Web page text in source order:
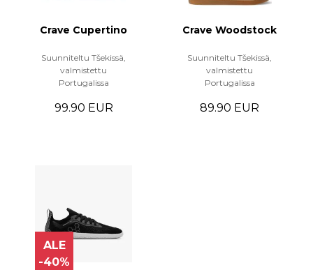
Crave Cupertino
Suunniteltu Tšekissä,
valmistettu
Portugalissa
99.90 EUR
Crave Woodstock
Suunniteltu Tšekissä,
valmistettu
Portugalissa
89.90 EUR
ALE
-40%